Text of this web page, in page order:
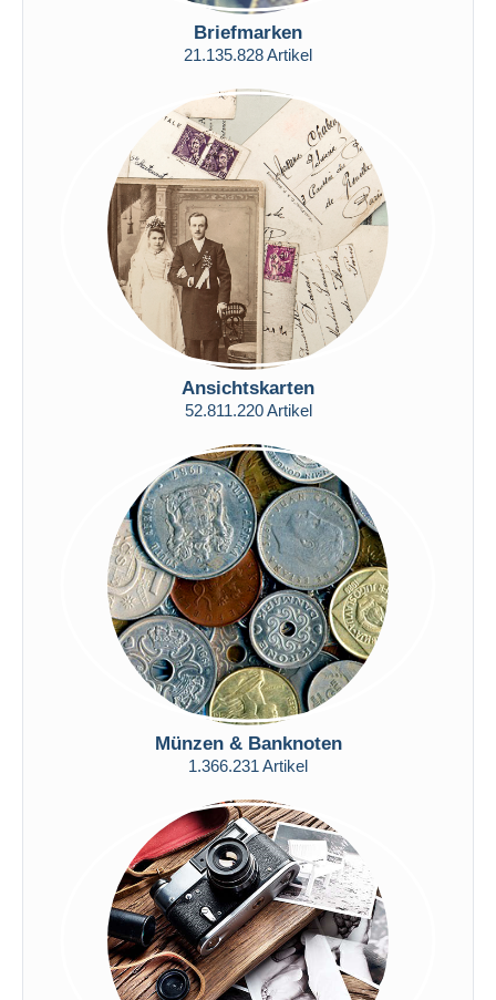
Kostenloser Versand
PayPal
Banküberweisung
Visa
Mastercard
Bancontact
iDeal
Maestro
Gesamte Auswahl aufheben
Wohnsitz des Verkäufers
Übernehmen
Briefmarken
21.135.828 Artikel
Ansichtskarten
52.811.220 Artikel
Münzen & Banknoten
1.366.231 Artikel